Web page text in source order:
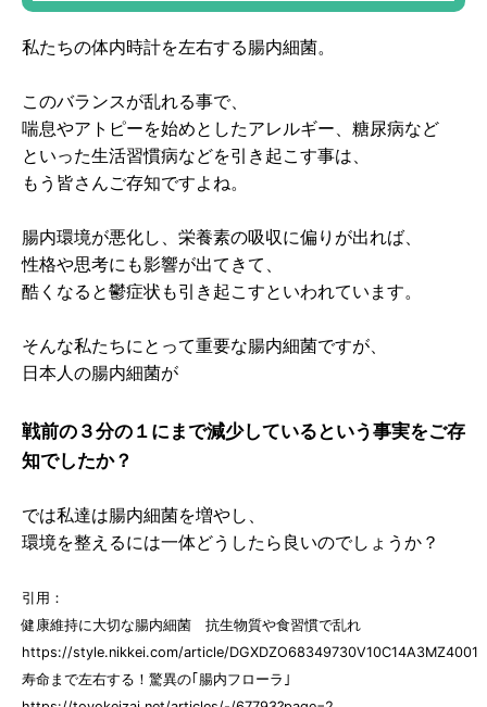
私たちの体内時計を左右する腸内細菌。
このバランスが乱れる事で、
喘息やアトピーを始めとしたアレルギー、糖尿病など
といった生活習慣病などを引き起こす事は、
もう皆さんご存知ですよね。
腸内環境が悪化し、栄養素の吸収に偏りが出れば、
性格や思考にも影響が出てきて、
酷くなると鬱症状も引き起こすといわれています。
そんな私たちにとって重要な腸内細菌ですが、
日本人の腸内細菌が
戦前の３分の１にまで減少しているという事実をご存
知でしたか？
では私達は腸内細菌を増やし、
環境を整えるには一体どうしたら良いのでしょうか？
引用：
健康維持に大切な腸内細菌 抗生物質や食習慣で乱れ
https://style.nikkei.com/article/DGXDZO68349730V10C14A3MZ4001
寿命まで左右する！驚異の｢腸内フローラ｣